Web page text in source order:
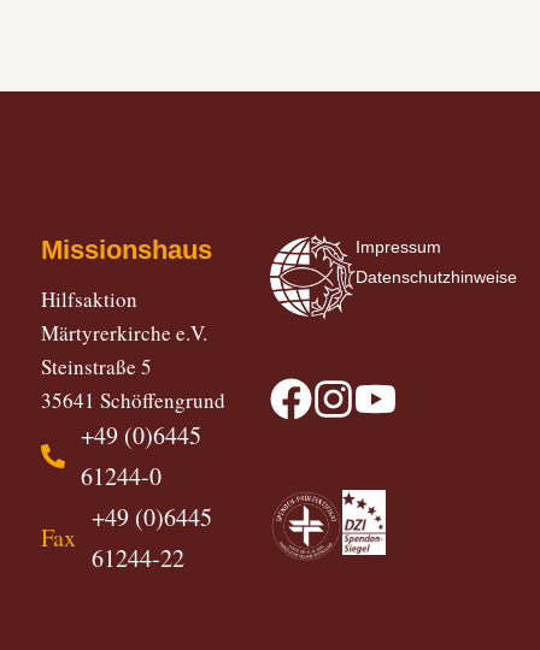
Missionshaus
Hilfsaktion
Märtyrerkirche e.V.
Steinstraße 5
35641 Schöffengrund
+49 (0)6445
61244-0
Fax
+49 (0)6445
61244-22
Impressum
Datenschutzhinweise